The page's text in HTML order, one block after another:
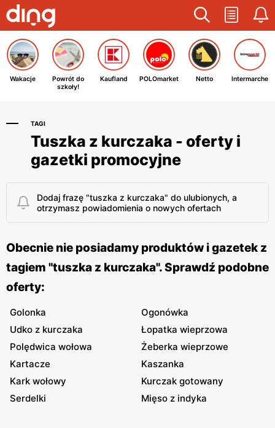
Wakacje
Powrót do
szkoły!
Kaufland POLOmarket Netto Intermarche
TAGI
Tuszka z kurczaka - oferty i
gazetki promocyjne
Dodaj frazę "tuszka z kurczaka" do ulubionych, a
otrzymasz powiadomienia o nowych ofertach
Obecnie nie posiadamy produktów i gazetek z
tagiem "tuszka z kurczaka". Sprawdź podobne
oferty:
Golonka
Ogonówka
Udko z kurczaka
Łopatka wieprzowa
Polędwica wołowa
Żeberka wieprzowe
Kartacze
Kaszanka
Kark wołowy
Kurczak gotowany
Serdelki
Mięso z indyka